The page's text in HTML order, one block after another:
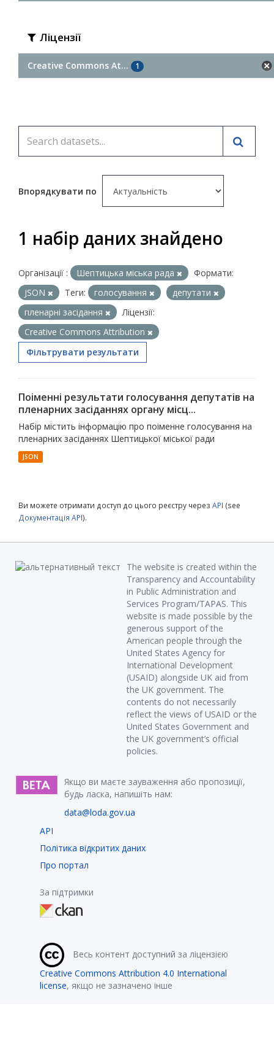
Ліцензії
Creative Commons At... 1
Впорядкувати по
1 набір даних знайдено
Організації : Шептицька міська рада
Формати:
JSON
Теги: голосування
депутати
пленарні засідання
Ліцензії:
Creative Commons Attribution
Фільтрувати результати
Поіменні результати голосування депутатів на
пленарних засіданнях органу місц...
Набір містить інформацію про поіменне голосування на
пленарних засіданнях Шептицької міської ради
JSON
Ви можете отримати доступ до цього реєстру через API (see
Документація API).
The website is created within the
Transparency and Accountability
in Public Administration and
Services Program/TAPAS. This
website is made possible by the
generous support of the
American people through the
United States Agency for
International Development
(USAID) alongside UK aid from
the UK government. The
contents do not necessarily
reflect the views of USAID or the
United States Government and
the UK government’s official
policies.
Якщо ви маєте зауваження або пропозиції,
будь ласка, напишіть нам:
data@loda.gov.ua
API
Політика відкритих даних
Про портал
За підтримки
Весь контент доступний за ліцензією
Creative Commons Attribution 4.0 International
license, якщо не зазначено інше